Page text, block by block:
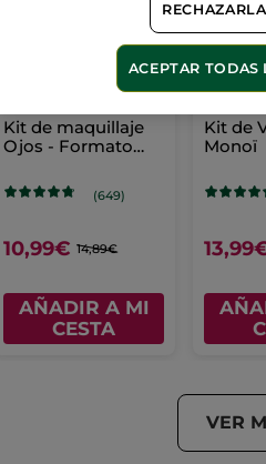
Kit de maquillaje
Ojos - Formato
(649)
10,99€ 14,89€
AÑADIR A MI
CESTA
Kit de
Monoï
VER
ACEPTAR TODAS